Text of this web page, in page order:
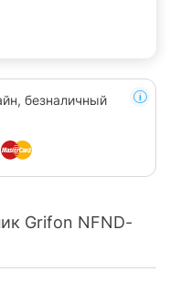
безналичный
Grifon NFND-